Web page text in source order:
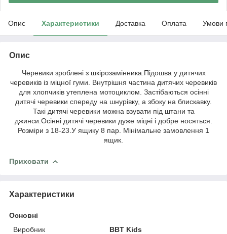
Опис Характеристики Доставка Оплата Умови
Опис
Черевики зроблені з шкірозамінника.Підошва у дитячих
черевиків із міцної гуми. Внутрішня частина дитячих черевиків
для хлопчиків утеплена мотоциклом. Застібаються осінні
дитячі черевики спереду на шнурівку, а збоку на блискавку.
Такі дитячі черевики можна взувати під штани та
джинси.Осінні дитячі черевики дуже міцні і добре носяться.
Розміри з 18-23.У ящику 8 пар. Мінімальне замовлення 1
ящик.
Приховати
Характеристики
Основні
Виробник
BBT Kids